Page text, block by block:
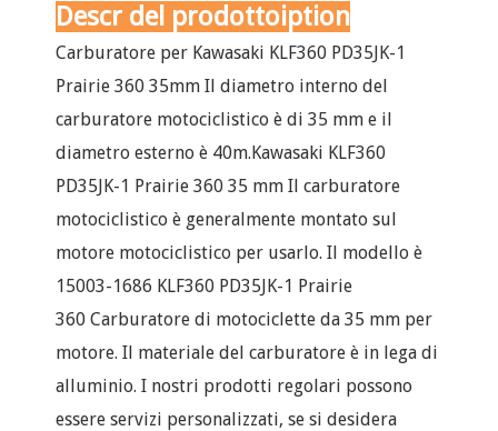
Descr del prodottoiption
Carburatore per Kawasaki KLF360 PD35JK-1
Prairie 360 ​​35mm Il diametro interno del
carburatore motociclistico è di 35 mm e il
diametro esterno è 40m.Kawasaki KLF360
PD35JK-1 Prairie 360 ​​35 mm Il carburatore
motociclistico è generalmente montato sul
motore motociclistico per usarlo. Il modello è
15003-1686 KLF360 PD35JK-1 Prairie
360 Carburatore di motociclette da 35 mm per
motore. Il materiale del carburatore è in lega di
alluminio. I nostri prodotti regolari possono
essere servizi personalizzati, se si desidera